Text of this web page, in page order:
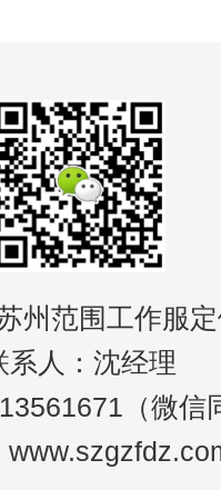
州范围工作服
系人：沈经理
（微信